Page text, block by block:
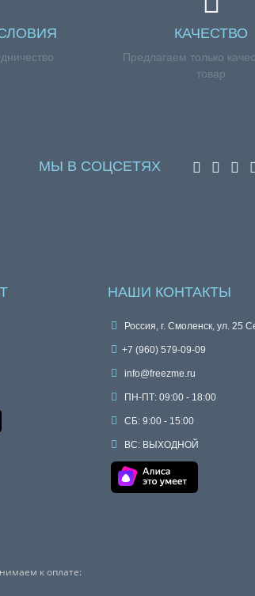
КАЧЕСТВО
Предлагаем только
товар
МЫ В СОЦСЕТЯХ
НАШИ КОНТАКТЫ
Россия, г. Смоленск, ул. 25
+7 (960) 579-09-09
info@freezme.ru
ПН-ПТ: 09:00 - 18:00
СБ: 9:00 - 15:00
ВС: ВЫХОДНОЙ
к оплате: